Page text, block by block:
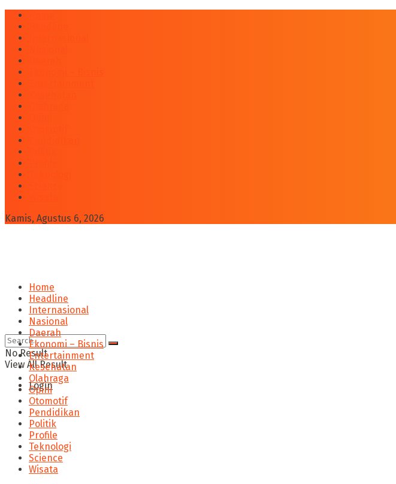
Kamis, Agustus 6, 2026
No Result
View All Result
Login
Home
Headline
Internasional
Nasional
Daerah
Ekonomi – Bisnis
Entertainment
Kesehatan
Olahraga
Opini
Otomotif
Pendidikan
Politik
Profile
Teknologi
Science
Wisata